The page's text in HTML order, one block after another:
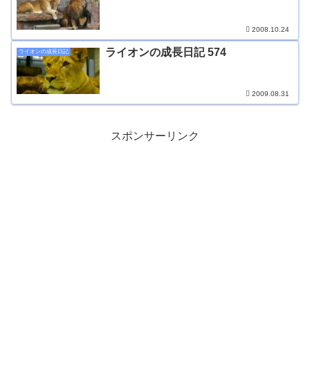
2008.10.24
ライオンの成長日記 ライオンの成長日記 574
2009.08.31
スポンサーリンク